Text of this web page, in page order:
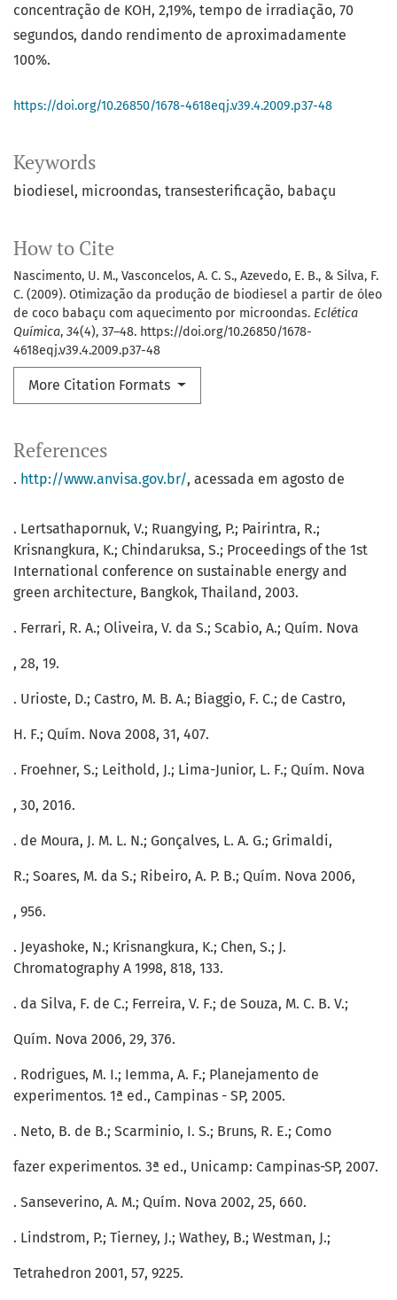
Keywords
biodiesel microondas transesterificação babaçu
How to Cite
Nascimento, U. M., Vasconcelos, A. C. S., Azevedo, E. B., & Silva, F.
C. (2009). Otimização da produção de biodiesel a partir de óleo
de coco babaçu com aquecimento por microondas. Eclética
Química, 34(4), 37–48. https://doi.org/10.26850/1678-
4618eqj.v39.4.2009.p37-48
More Citation Formats
concentração de KOH, 2,19%, tempo de irradiação, 70
segundos, dando rendimento de aproximadamente
100%.
https://doi.org/10.26850/1678-4618eqj.v39.4.2009.p37-48
References
. http://www.anvisa.gov.br/, acessada em agosto de
. Lertsathapornuk, V.; Ruangying, P.; Pairintra, R.;
Krisnangkura, K.; Chindaruksa, S.; Proceedings of the 1st
International conference on sustainable energy and
green architecture, Bangkok, Thailand, 2003.
. Ferrari, R. A.; Oliveira, V. da S.; Scabio, A.; Quím. Nova
, 28, 19.
. Urioste, D.; Castro, M. B. A.; Biaggio, F. C.; de Castro,
H. F.; Quím. Nova 2008, 31, 407.
. Froehner, S.; Leithold, J.; Lima-Junior, L. F.; Quím. Nova
, 30, 2016.
. de Moura, J. M. L. N.; Gonçalves, L. A. G.; Grimaldi,
R.; Soares, M. da S.; Ribeiro, A. P. B.; Quím. Nova 2006,
, 956.
. Jeyashoke, N.; Krisnangkura, K.; Chen, S.; J.
Chromatography A 1998, 818, 133.
. da Silva, F. de C.; Ferreira, V. F.; de Souza, M. C. B. V.;
Quím. Nova 2006, 29, 376.
. Rodrigues, M. I.; Iemma, A. F.; Planejamento de
experimentos. 1ª ed., Campinas - SP, 2005.
. Neto, B. de B.; Scarminio, I. S.; Bruns, R. E.; Como
fazer experimentos. 3ª ed., Unicamp: Campinas-SP, 2007.
. Sanseverino, A. M.; Quím. Nova 2002, 25, 660.
. Lindstrom, P.; Tierney, J.; Wathey, B.; Westman, J.;
Tetrahedron 2001, 57, 9225.